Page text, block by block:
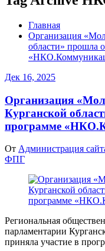
Главная
Организация
области» прошла
Дек 16, 2025
Организация
Курганской
программе
От Администрация
ФПГ
Региональная
парламентарии
приняла участие в